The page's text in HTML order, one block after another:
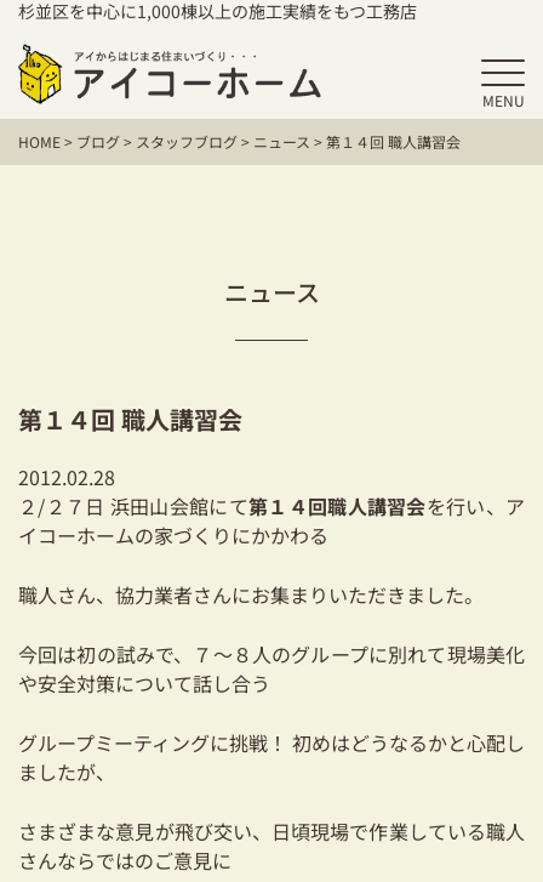
杉並区を中心に1,000棟以上の施工実績をもつ工務店
MENU
HOME
アイコーホームの家づくり
お客様の声
保証／アフターサポート
建て替えをお考えの方
必見！土地からお探しの方へ
資金計画についてのご相談
お知らせ
HOME> ブログ> スタッフブログ> ニュース >第１４回 職人講習会
ニュース
第１４回 職人講習会
2012.02.28
２/２７日 浜田山会館にて第１４回職人講習会を行い、ア
イコーホームの家づくりにかかわる
職人さん、協力業者さんにお集まりいただきました。
今回は初の試みで、７～８人のグループに別れて現場美化
や安全対策について話し合う
グループミーティングに挑戦！ 初めはどうなるかと心配し
ましたが、
さまざまな意見が飛び交い、日頃現場で作業している職人
さんならではのご意見に